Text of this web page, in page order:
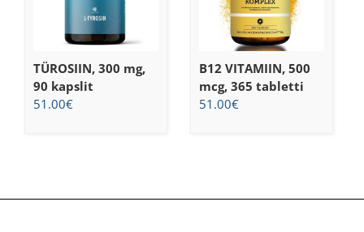
TÜROSIIN, 300 mg,
90 kapslit
51.00€
B12 VITAMIIN, 500
mcg, 365 tabletti
51.00€